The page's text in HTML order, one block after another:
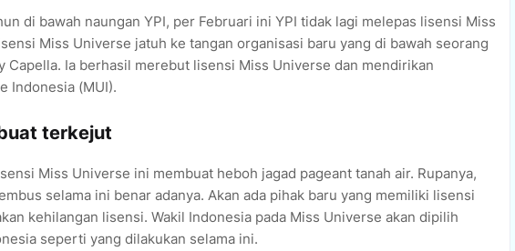
di bawah naungan YPI, per Februari ini YPI tidak lagi melepas lisensi Miss
Miss Universe jatuh ke tangan organisasi baru yang di bawah seorang
Capella. Ia berhasil merebut lisensi Miss Universe dan mendirikan
Indonesia (MUI).
terkejut
Miss Universe ini membuat heboh jagad pageant tanah air. Rupanya,
selama ini benar adanya. Akan ada pihak baru yang memiliki lisensi
kehilangan lisensi. Wakil Indonesia pada Miss Universe akan dipilih
seperti yang dilakukan selama ini.